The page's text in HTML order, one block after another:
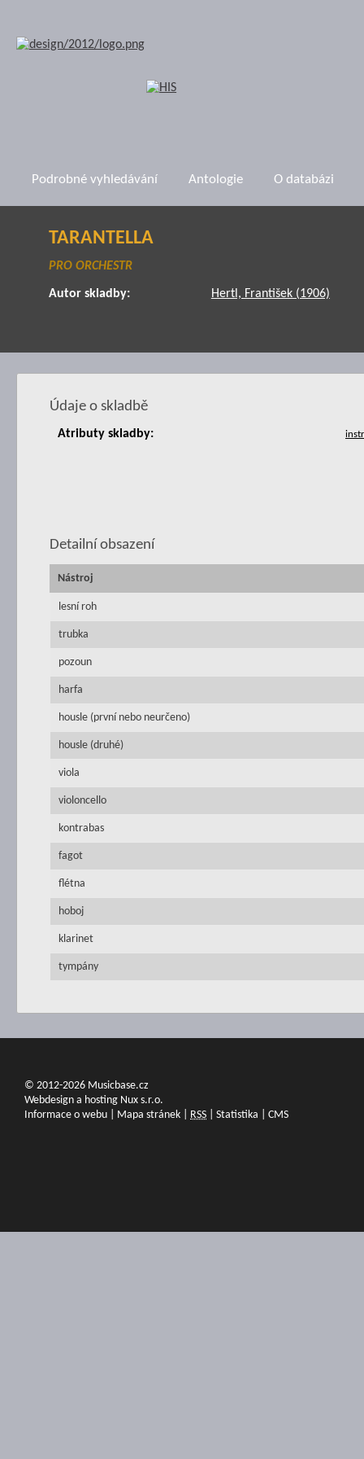
Podrobné vyhledávání Antologie O databázi
TARANTELLA
PRO ORCHESTR
Autor skladby: Hertl, František (1906)
Údaje o skladbě
Atributy skladby:
Detailní obsazení
Nástroj
lesní roh
trubka
pozoun
harfa
housle (první nebo neurčeno)
housle (druhé)
viola
violoncello
kontrabas
fagot
flétna
hoboj
klarinet
tympány
© 2012-2026 Musicbase.cz
Webdesign a hosting Nux s.r.o.
Informace o webu
Mapa stránek RSS Statistika CMS